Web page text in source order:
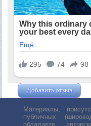
Добавить отзыв
Материалы,
публичных
обладаете